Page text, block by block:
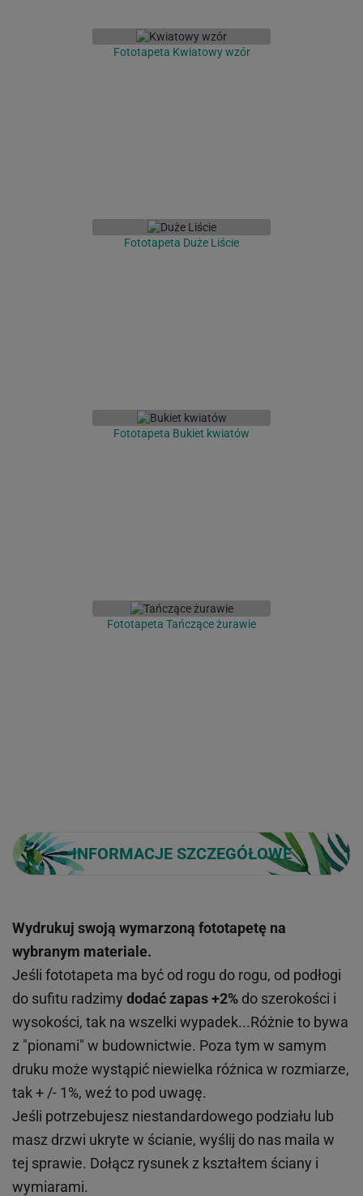
Fototapeta Kwiatowy wzór
Fototapeta Duże Liście
Fototapeta Bukiet kwiatów
Fototapeta Tańczące żurawie
INFORMACJE SZCZEGÓŁOWE
Wydrukuj swoją wymarzoną fototapetę na
wybranym materiale.
Jeśli fototapeta ma być od rogu do rogu, od podłogi
do sufitu radzimy dodać zapas +2% do szerokości i
wysokości, tak na wszelki wypadek...Różnie to bywa
z "pionami" w budownictwie. Poza tym w samym
druku może wystąpić niewielka różnica w rozmiarze,
tak + /- 1%, weź to pod uwagę.
Jeśli potrzebujesz niestandardowego podziału lub
masz drzwi ukryte w ścianie, wyślij do nas maila w
tej sprawie. Dołącz rysunek z kształtem ściany i
wymiarami.